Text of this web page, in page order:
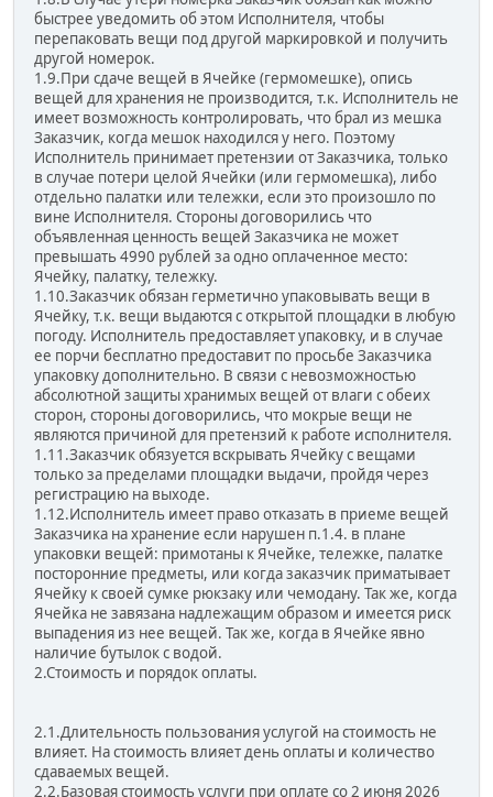
быстрее уведомить об этом Исполнителя, чтобы
перепаковать вещи под другой маркировкой и получить
другой номерок.
1.9.При сдаче вещей в Ячейке (гермомешке), опись
вещей для хранения не производится, т.к. Исполнитель не
имеет возможность контролировать, что брал из мешка
Заказчик, когда мешок находился у него. Поэтому
Исполнитель принимает претензии от Заказчика, только
в случае потери целой Ячейки (или гермомешка), либо
отдельно палатки или тележки, если это произошло по
вине Исполнителя. Стороны договорились что
объявленная ценность вещей Заказчика не может
превышать 4990 рублей за одно оплаченное место:
Ячейку, палатку, тележку.
1.10.Заказчик обязан герметично упаковывать вещи в
Ячейку, т.к. вещи выдаются с открытой площадки в любую
погоду. Исполнитель предоставляет упаковку, и в случае
ее порчи бесплатно предоставит по просьбе Заказчика
упаковку дополнительно. В связи с невозможностью
абсолютной защиты хранимых вещей от влаги с обеих
сторон, стороны договорились, что мокрые вещи не
являются причиной для претензий к работе исполнителя.
1.11.Заказчик обязуется вскрывать Ячейку с вещами
только за пределами площадки выдачи, пройдя через
регистрацию на выходе.
1.12.Исполнитель имеет право отказать в приеме вещей
Заказчика на хранение если нарушен п.1.4. в плане
упаковки вещей: примотаны к Ячейке, тележке, палатке
посторонние предметы, или когда заказчик приматывает
Ячейку к своей сумке рюкзаку или чемодану. Так же, когда
Ячейка не завязана надлежащим образом и имеется риск
выпадения из нее вещей. Так же, когда в Ячейке явно
наличие бутылок с водой.
2.Стоимость и порядок оплаты.
2.1.Длительность пользования услугой на стоимость не
влияет. На стоимость влияет день оплаты и количество
сдаваемых вещей.
2.2.Базовая стоимость услуги при оплате со 2 июня 2026